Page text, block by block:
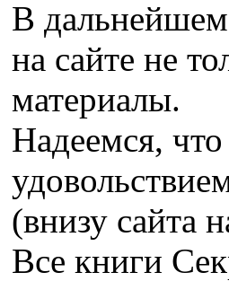
В дальнейшем
на сайте не
материалы.
Надеемся,
(внизу сайта
Все книги